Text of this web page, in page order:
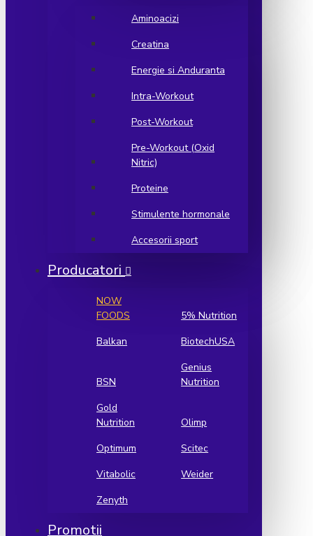
Aminoacizi
Creatina
Energie si Anduranta
Intra-Workout
Post-Workout
Pre-Workout (Oxid
Nitric)
Proteine
Stimulente hormonale
Accesorii sport
Producatori
NOW
FOODS
5% Nutrition
Balkan
BiotechUSA
BSN
Genius
Nutrition
Gold
Nutrition
Olimp
Optimum
Scitec
Vitabolic
Weider
Zenyth
Promotii